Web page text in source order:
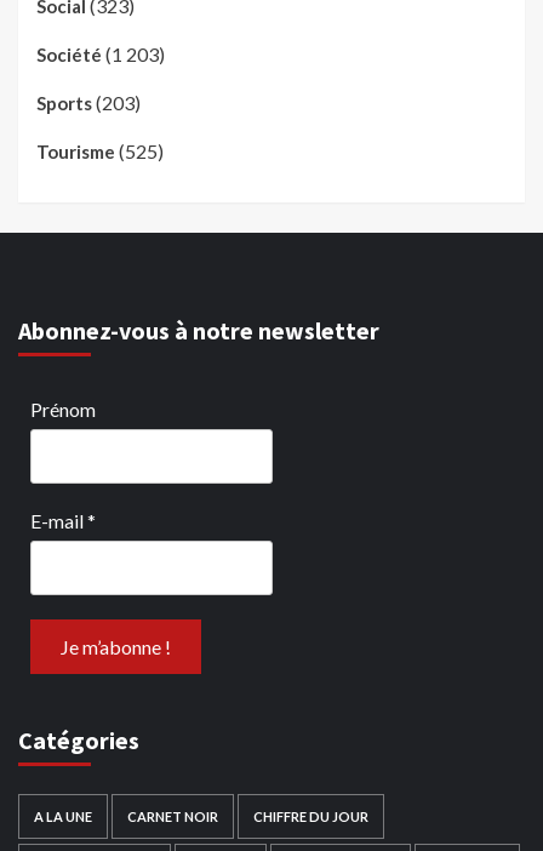
Social (323)
Société (1 203)
Sports(203)
Tourisme (525)
Abonnez-vous à notre newsletter
Prénom
E-mail*
Catégories
A LA UNE CARNET NOIR CHIFFRE DU JOUR